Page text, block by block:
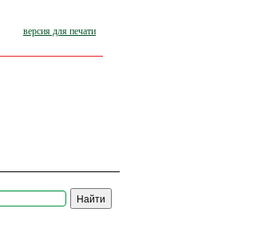
версия для печати